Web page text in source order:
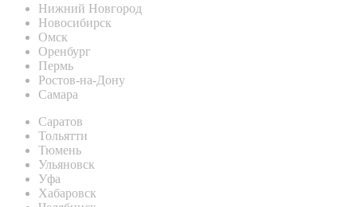
Нижний Новгород
Новосибирск
Омск
Оренбург
Пермь
Ростов-на-Дону
Самара
Саратов
Тольятти
Тюмень
Ульяновск
Уфа
Хабаровск